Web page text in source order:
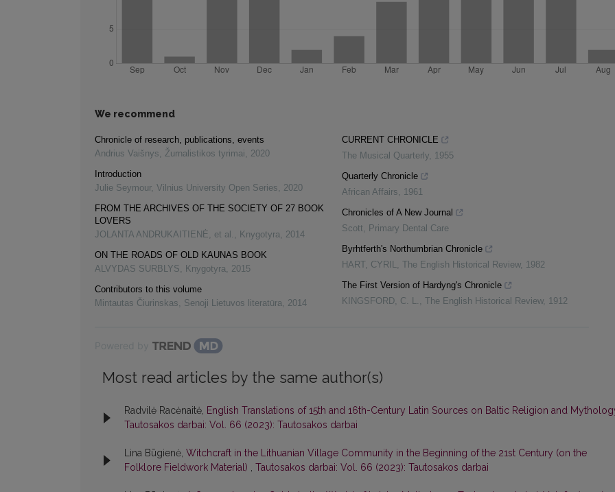
We recommend
Chronicle of research, publications, events
Andrius Vaišnys, Žurnalistikos tyrimai, 2020
Introduction
Julie Seymour, Vilnius University Open Series, 2020
FROM THE ARCHIVES OF THE SOCIETY OF 27 BOOK
LOVERS
JOLANTA ANDRUKAITIENĖ, et al. , Knygotyra, 2014
ON THE ROADS OF OLD KAUNAS BOOK
ALVYDAS SURBLYS, Knygotyra, 2015
Contributors to this volume
Mintautas Čiurinskas, Senoji Lietuvos literatūra, 2014
CURRENT CHRONICLE
The Musical Quarterly, 1955
Quarterly Chronicle
African Affairs, 1961
Chronicles of A New Journal
Scott, Primary Dental Care
Byrhtferth's Northumbrian Chronicle
HART, CYRIL, The English Historical Review, 1982
The First Version of Hardyng's Chronicle
KINGSFORD, C. L. , The English Historical Review, 1912
Most read articles by the same author(s)
Radvilė Racėnaitė, English Translations of 15th and 16th-Century Latin Sources on Baltic Religion and
Tautosakos darbai: Vol. 66 (2023): Tautosakos darbai
Lina Būgienė, Witchcraft in the Lithuanian Village Community in the Beginning of the 21st Century (on the
Folklore Fieldwork Material) , Tautosakos darbai: Vol. 66 (2023): Tautosakos darbai